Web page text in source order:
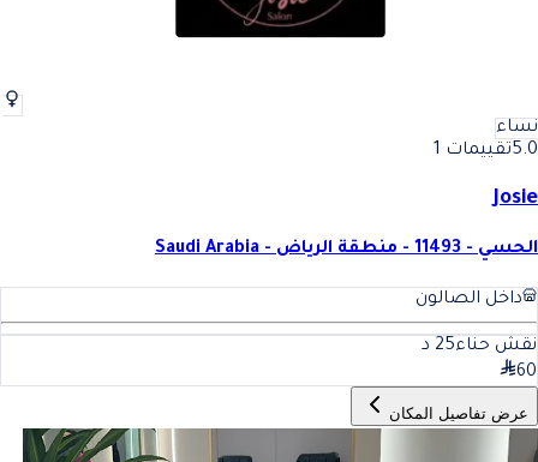
نساء
5.0تقييمات 1
Josie
الحسي - 11493 - منطقة الرياض - Saudi Arabia
داخل الصالون
نقش حناء25 د
60
عرض تفاصيل المكان